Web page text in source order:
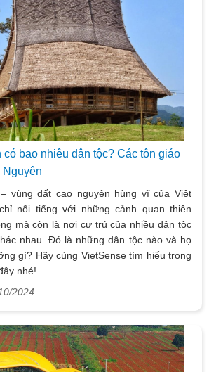
có bao nhiêu dân tộc? Các tôn giáo
vùng đất cao nguyên hùng vĩ của Việt
nổi tiếng với những cảnh quan thiên
mà còn là nơi cư trú của nhiều dân tộc
nhau. Đó là những dân tộc nào và họ
gì? Hãy cùng VietSense tìm hiểu trong
đây nhé!
49 dân tộc cùng chung sống, trong đó
tộc bản địa và 37 dân tộc từ nơi khác
2024